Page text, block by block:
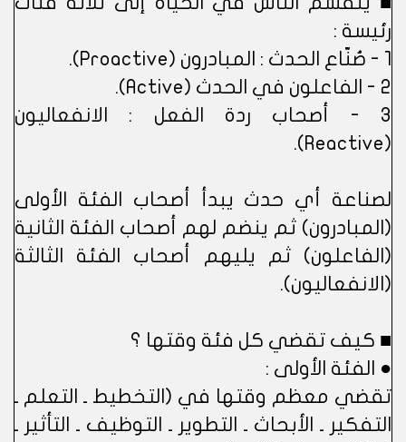
رئيسة :
1 - صُنّاع الحدث : المبادرون (Proactive).
2 - الفاعلون في الحدث (Active).
3 - أصحاب ردة الفعل : الانفعاليون
(Reactive).
لصناعة أي حدث يبدأ أصحاب الفئة الأولى
(المبادرون) ثم ينضم لهم أصحاب الفئة الثانية
(الفاعلون) ثم يليهم أصحاب الفئة الثالثة
(الانفعاليون).
■ كيف تقضي كل فئة وقتها ؟
● الفئة الأولى :
تقضي معظم وقتها في (التخطيط ـ التعلم ـ
التفكير ـ الأبحاث ـ التطوير ـ التوظيف ـ التأثير ـ